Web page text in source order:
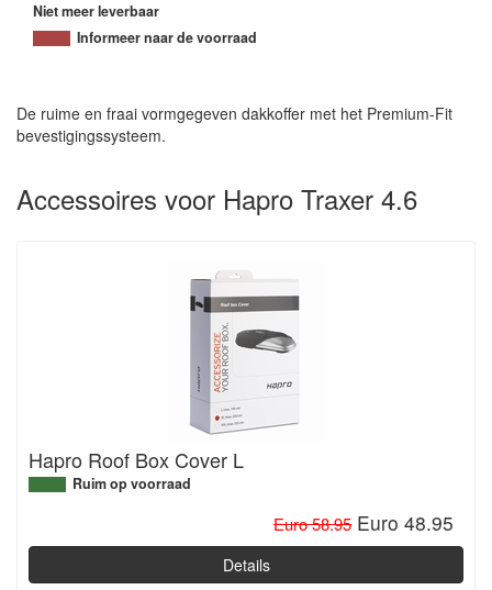
Niet meer leverbaar
Informeer naar de voorraad
De ruime en fraai vormgegeven dakkoffer met het Premium-Fit
bevestigingssysteem.
Accessoires voor Hapro Traxer 4.6
Hapro Roof Box Cover L
Ruim op voorraad
Euro 58.95Euro 48.95
Details